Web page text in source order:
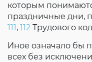
которым
праздничные дни,
111, 112 Трудового
Иное означало бы
всех без